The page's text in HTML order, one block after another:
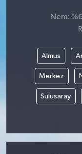
Nem:
Almus
Merkez
Sulusaray
Politika
Siyaset
Spor